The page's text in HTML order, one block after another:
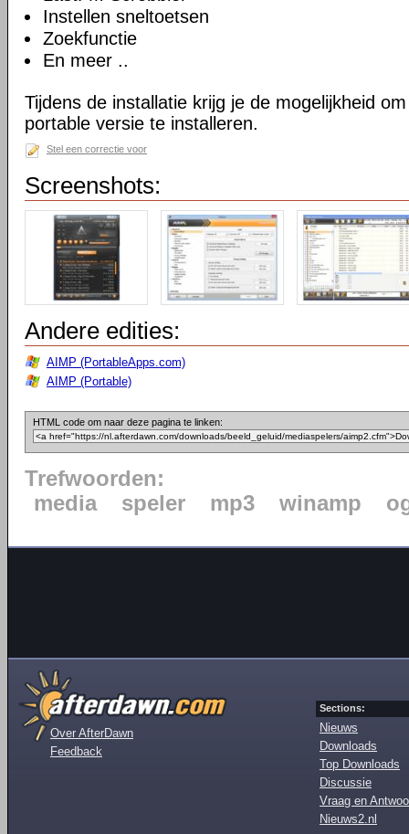
Instellen sneltoetsen
Zoekfunctie
En meer ..
Tijdens de installatie krijg je de mogelijkheid
portable versie te installeren.
Stel een correctie voor
Screenshots:
Andere edities:
AIMP (PortableApps.com)
AIMP (Portable)
HTML code om naar deze pagina te linken:
Trefwoorden:
media
speler mp3 winamp
Over AfterDawn
Feedback
Sections:
Nieuws
Downloads
Top Downloads
Discussie
Vraag en
Nieuws2.nl